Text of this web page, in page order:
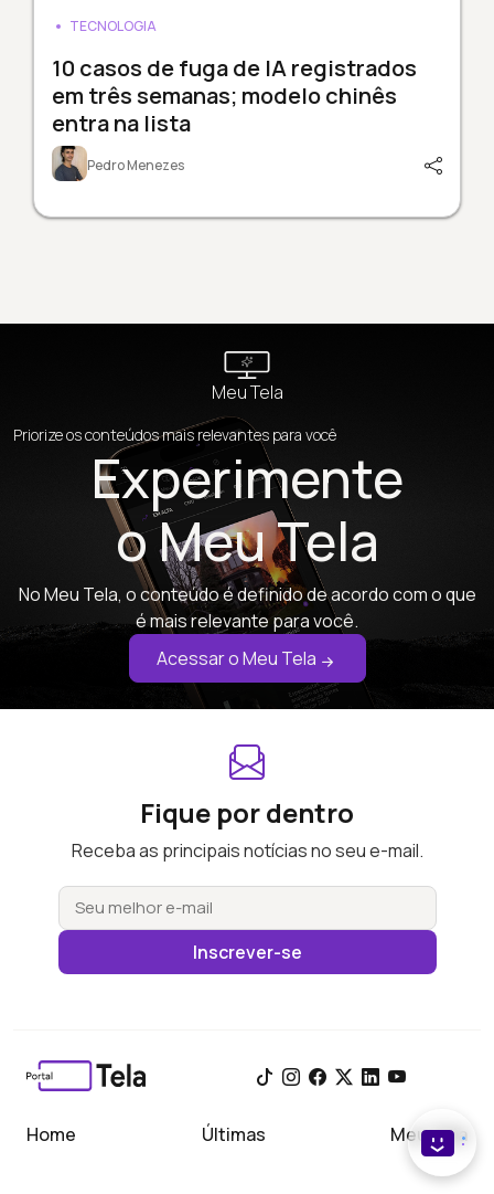
TECNOLOGIA
10 casos de fuga de IA registrados
em três semanas; modelo chinês
entra na lista
Pedro Menezes
Meu Tela
Priorize os conteúdos mais relevantes para você
Experimente
o Meu Tela
No Meu Tela, o conteúdo é definido de acordo com o que
é mais relevante para você.
Acessar o Meu Tela
Fique por dentro
Receba as principais notícias no seu e-mail.
Inscrever-se
Home Últimas Meu Tela